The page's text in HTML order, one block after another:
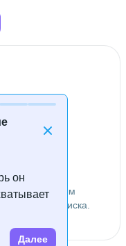
он
Далее
по заданным
условия поиска.